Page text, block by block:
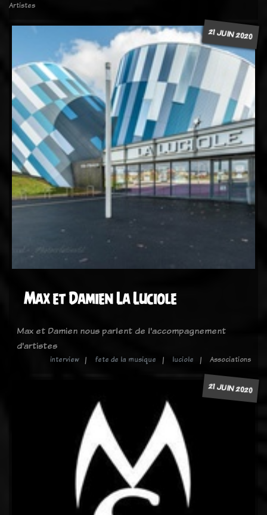
Artistes
21 JUIN 2020
Max et Damien La Luciole
Max et Damien nous parlent de l'accompagnement
d'artistes
interview fete de la musique luciole Associations
21 JUIN 2020